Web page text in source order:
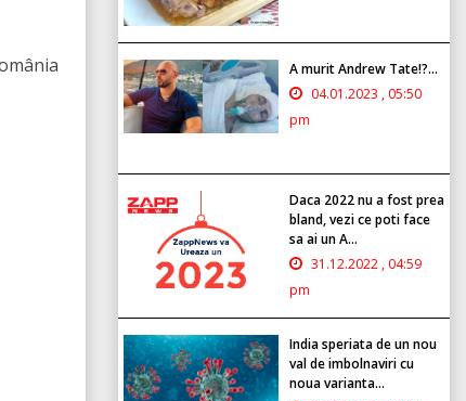
A murit Andrew Tate!?...
04.01.2023 , 05:50
pm
Daca 2022 nu a fost prea
bland, vezi ce poti face
sa ai un A...
31.12.2022 , 04:59
pm
India speriata de un nou
val de imbolnaviri cu
noua varianta...